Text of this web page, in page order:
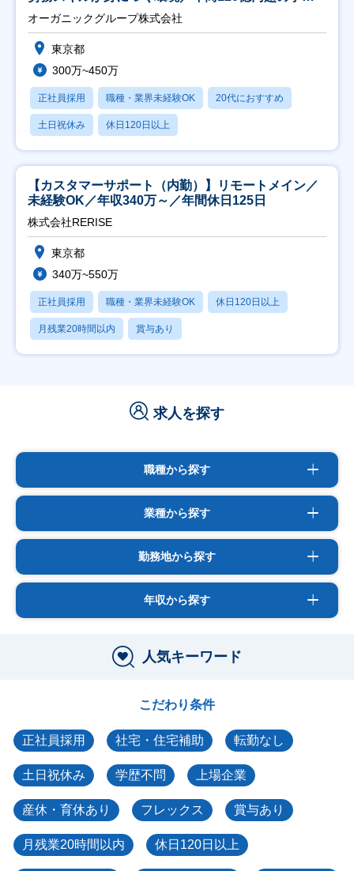
会社】
オーガニックグループ株式会社
東京都
300万~450万
正社員採用 職種・業界未経験OK 20代におすすめ
土日祝休み 休日120日以上
【カスタマーサポート（内勤）】リモートメイン／
未経験OK／年収340万～／年間休日125日
株式会社RERISE
東京都
340万~550万
正社員採用 職種・業界未経験OK 休日120日以上
月残業20時間以内 賞与あり
求人を探す
職種から探す
業種から探す
勤務地から探す
年収から探す
人気キーワード
こだわり条件
正社員採用 社宅・住宅補助 転勤なし
土日祝休み 学歴不問 上場企業
産休・育休あり フレックス 賞与あり
月残業20時間以内 休日120日以上